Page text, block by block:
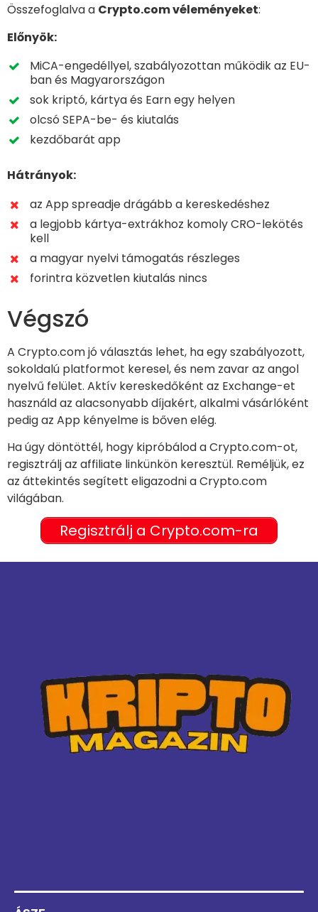
Összefoglalva a Crypto.com véleményeket:
Előnyök:
MiCA-engedéllyel, szabályozottan működik az EU-
ban és Magyarországon
sok kriptó, kártya és Earn egy helyen
olcsó SEPA-be- és kiutalás
kezdőbarát app
Hátrányok:
az App spreadje drágább a kereskedéshez
a legjobb kártya-extrákhoz komoly CRO-lekötés
kell
a magyar nyelvi támogatás részleges
forintra közvetlen kiutalás nincs
Végszó
A Crypto.com jó választás lehet, ha egy szabályozott,
sokoldalú platformot keresel, és nem zavar az angol
nyelvű felület. Aktív kereskedőként az Exchange-et
használd az alacsonyabb díjakért, alkalmi vásárlóként
pedig az App kényelme is bőven elég.
Ha úgy döntöttél, hogy kipróbálod a Crypto.com-ot,
regisztrálj az affiliate linkünkön keresztül. Reméljük, ez
az áttekintés segített eligazodni a Crypto.com
világában.
Regisztrálj a Crypto.com-ra